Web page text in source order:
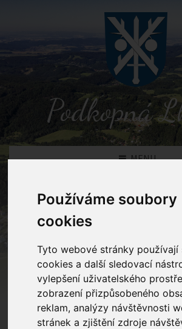
Používáme soubory
cookies
Tyto webové stránky používají
cookies a další sledovací
vylepšení uživatelského
zobrazení přizpůsobeného
reklam, analýzy návštěvnosti
stránek a zjištění zdroje
Podkopná
MENU
Detail novinky
obci Podkopná Lhota